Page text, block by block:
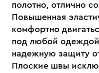
полотно, отлично
Повышенная
комфортно
под любой одеждой
надежную защиту
Плоские швы